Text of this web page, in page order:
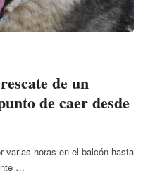
de un
de caer desde
varias horas en el balcón hasta
…